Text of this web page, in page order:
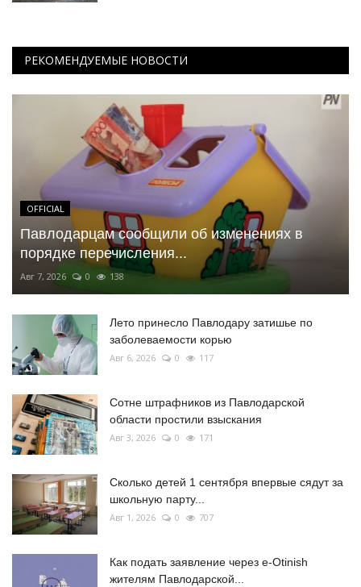
РЕКОМЕНДУЕМЫЕ НОВОСТИ
OFFICIAL
Павлодарцам сообщили об изменениях в
порядке перечисления...
Авг 7, 2026 0 138
Лето принесло Павлодару затишье по
заболеваемости корью
Авг 6, 2026 0 117
Сотне штрафников из Павлодарской
области простили взыскания
Авг 3, 2026 0 171
Сколько детей 1 сентября впервые сядут за
школьную парту...
Авг 1, 2026 0 707
Как подать заявление через e-Otinish
жителям Павлодарской...